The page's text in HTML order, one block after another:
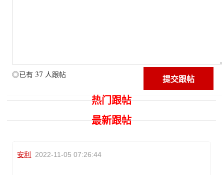
◎已有 37 人跟帖
热门跟帖
最新跟帖
安利 2022-11-05 07:26:44